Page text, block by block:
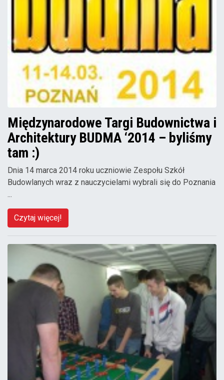
Międzynarodowe Targi Budownictwa i
Architektury BUDMA ‘2014 – byliśmy
tam :)
Dnia 14 marca 2014 roku uczniowie Zespołu Szkół
Budowlanych wraz z nauczycielami wybrali się do Poznania
...
Czytaj więcej!